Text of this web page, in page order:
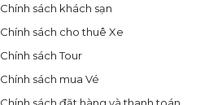
Chính sách khách sạn
Chính sách cho thuê Xe
Chính sách Tour
Chính sách mua Vé